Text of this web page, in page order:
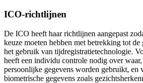
ICO-richtlijnen
De ICO heeft haar richtlijnen aangepast
keuze moeten hebben met betrekking tot
het gebruik van tijdregistratietechnologie.
heeft een individu controle nodig over
persoonlijke gegevens worden gebruikt, en
biometrische gegevens zoals